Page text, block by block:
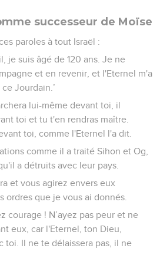
successeur de Moïse
paroles à tout Israël :
je suis âgé de 120 ans. Je ne
et en revenir, et l'Eternel m'a
ce Jourdain.’
lui-même devant toi, il
toi et tu t'en rendras maître.
toi, comme l'Eternel l'a dit.
comme il a traité Sihon et Og,
a détruits avec leur pays.
et vous agirez envers eux
ordres que je vous ai donnés.
courage ! N’ayez pas peur et ne
eux, car l'Eternel, ton Dieu,
toi. Il ne te délaissera pas, il ne